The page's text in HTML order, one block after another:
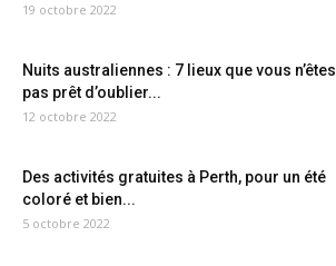
19 octobre 2022
Nuits australiennes : 7 lieux que vous n’êtes
pas prêt d’oublier...
12 octobre 2022
Des activités gratuites à Perth, pour un été
coloré et bien...
5 octobre 2022